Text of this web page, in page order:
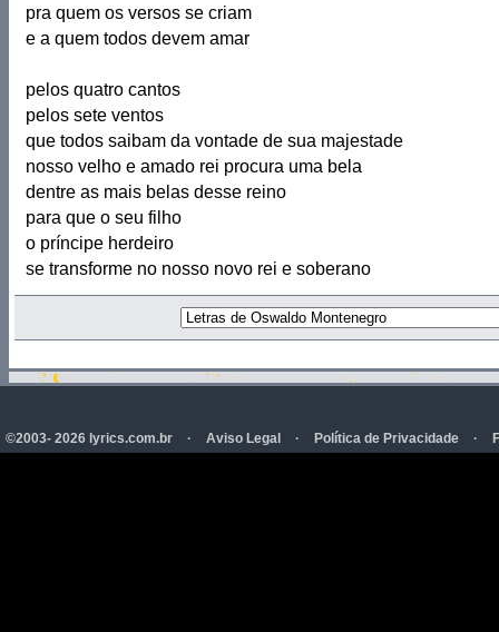
pra quem os versos se criam
e a quem todos devem amar
pelos quatro cantos
pelos sete ventos
que todos saibam da vontade de sua majestade
nosso velho e amado rei procura uma bela
dentre as mais belas desse reino
para que o seu filho
o príncipe herdeiro
se transforme no nosso novo rei e soberano
©2003- 2026 lyrics.com.br · Aviso Legal · Política de Privacidade ·